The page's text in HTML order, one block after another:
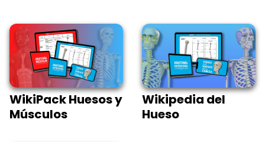
WikiPack Huesos y
Músculos
Wikipedia del
Hueso